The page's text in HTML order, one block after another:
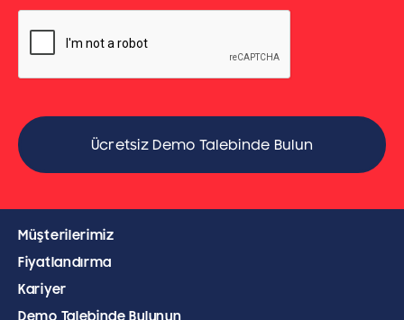
Müşterilerimiz
Fiyatlandırma
Kariyer